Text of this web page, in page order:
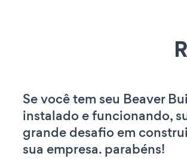
Se você tem seu Beaver
instalado e funcionando,
grande desafio em
sua empresa. parabéns!